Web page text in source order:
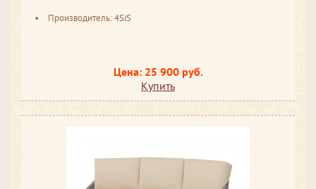
Производитель: 4SiS
Цена: 25 900 руб.
Купить